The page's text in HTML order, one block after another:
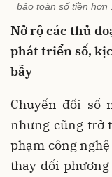
bảo toàn số tiền hơn
Nở rộ các thủ
phát triển số,
bẫy
Chuyển đổi số
nhưng cũng trở
phạm công
thay đổi